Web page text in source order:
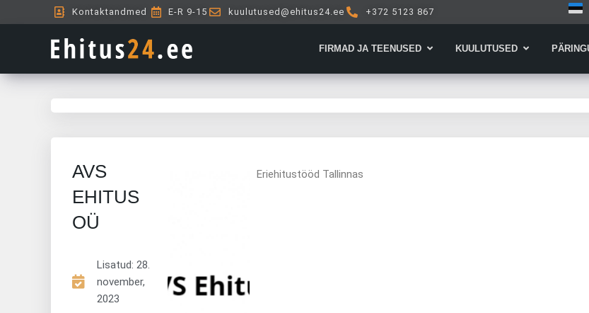
to
Kontaktandmed E-R 9-15 kuulutused@ehitus24.ee +372 5123 867
FIRMAD JA TEENUSED Open Firmad ja teenused
KUULUTUSED Open
AVS
EHITUS
OÜ
Lisatud: 28.
november,
2023
Eriehitustööd Tallinnas